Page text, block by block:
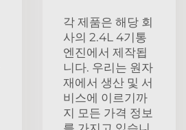
각 제품은 해당 회
사의 2.4L 4기통
엔진에서 제작됩
니다. 우리는 원자
재에서 생산 및 서
비스에 이르기까
지 모든 가격 정보